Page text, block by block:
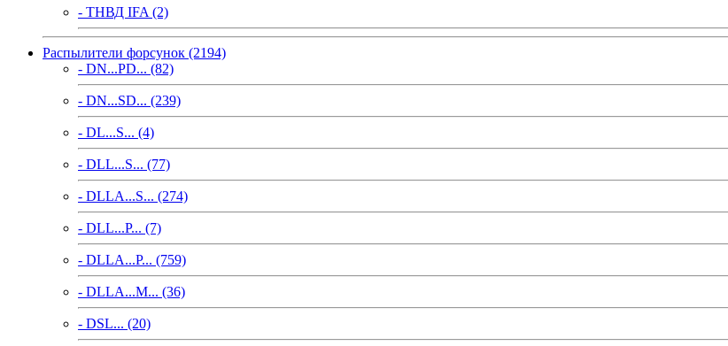
- ТНВД IFA (2)
Распылители форсунок (2194)
- DN...PD... (82)
- DN...SD... (239)
- DL...S... (4)
- DLL...S... (77)
- DLLA...S... (274)
- DLL...P... (7)
- DLLA...P... (759)
- DLLA...M... (36)
- DSL... (20)